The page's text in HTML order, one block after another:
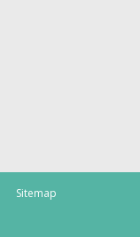
Sitemap